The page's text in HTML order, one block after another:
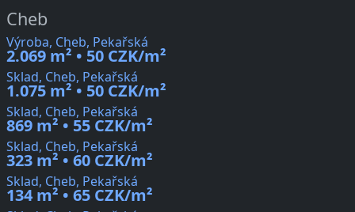
Cheb
Výroba, Cheb, Pekařská
2.069 m² • 50 CZK/m²
Sklad, Cheb, Pekařská
1.075 m² • 50 CZK/m²
Sklad, Cheb, Pekařská
869 m² • 55 CZK/m²
Sklad, Cheb, Pekařská
323 m² • 60 CZK/m²
Sklad, Cheb, Pekařská
134 m² • 65 CZK/m²